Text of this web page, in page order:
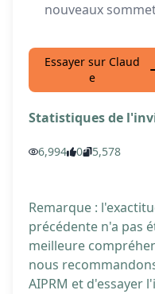
nouveaux
Essayer sur Claud
e
Statistiques de
6,994 0 5,578
Remarque :
précédente n'a pas
meilleure
nous
AIPRM et d'essayer